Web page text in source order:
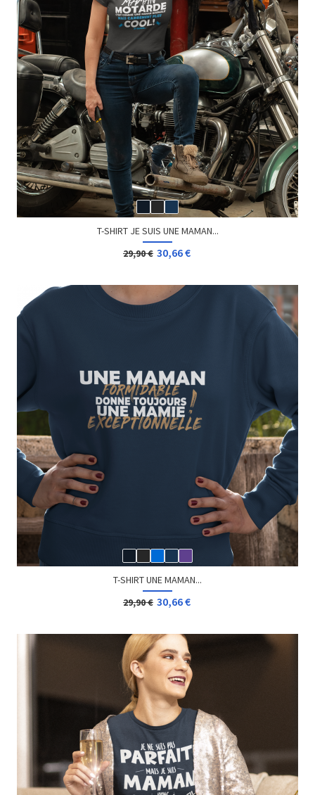
T-SHIRT JE SUIS UNE MAMAN...
29,90 € 30,66 €
T-SHIRT UNE MAMAN...
29,90 € 30,66 €